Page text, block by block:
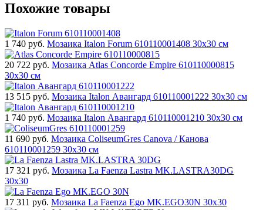
Похожие товары
1 740 руб. Мозаика Italon Forum 610110001408 30x30 см
20 722 руб. Мозаика Atlas Concorde Empire 610110000815
30x30 см
13 515 руб. Мозаика Italon Авангард 610110001222 30x30 см
1 740 руб. Мозаика Italon Авангард 610110001210 30x30 см
11 690 руб. Мозаика ColiseumGres Canova / Канова
610110001259 30x30 см
17 321 руб. Мозаика La Faenza Lastra MK.LASTRA30DG
30x30
17 311 руб. Мозаика La Faenza Ego MK.EGO30N 30x30